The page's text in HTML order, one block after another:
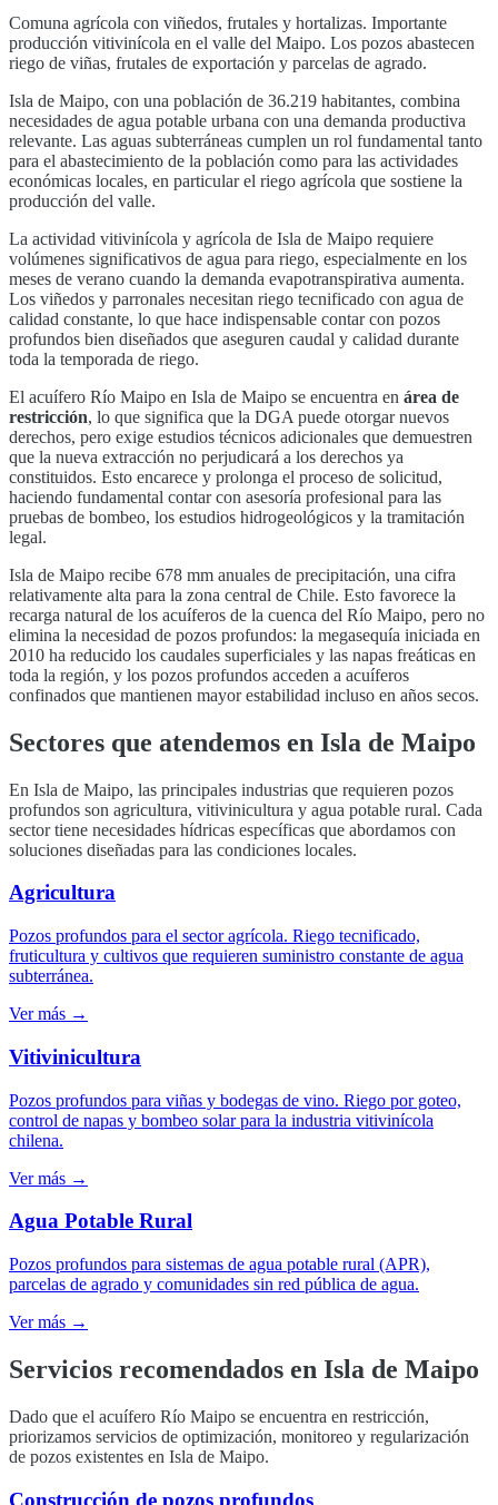
Comuna agrícola con viñedos, frutales y hortalizas. Importante
producción vitivinícola en el valle del Maipo. Los pozos abastecen
riego de viñas, frutales de exportación y parcelas de agrado.
Isla de Maipo, con una población de 36.219 habitantes, combina
necesidades de agua potable urbana con una demanda productiva
relevante. Las aguas subterráneas cumplen un rol fundamental tanto
para el abastecimiento de la población como para las actividades
económicas locales, en particular el riego agrícola que sostiene la
producción del valle.
La actividad vitivinícola y agrícola de Isla de Maipo requiere
volúmenes significativos de agua para riego, especialmente en los
meses de verano cuando la demanda evapotranspirativa aumenta.
Los viñedos y parronales necesitan riego tecnificado con agua de
calidad constante, lo que hace indispensable contar con pozos
profundos bien diseñados que aseguren caudal y calidad durante
toda la temporada de riego.
El acuífero Río Maipo en Isla de Maipo se encuentra en área de
restricción, lo que significa que la DGA puede otorgar nuevos
derechos, pero exige estudios técnicos adicionales que demuestren
que la nueva extracción no perjudicará a los derechos ya
constituidos. Esto encarece y prolonga el proceso de solicitud,
haciendo fundamental contar con asesoría profesional para las
pruebas de bombeo, los estudios hidrogeológicos y la tramitación
legal.
Isla de Maipo recibe 678 mm anuales de precipitación, una cifra
relativamente alta para la zona central de Chile. Esto favorece la
recarga natural de los acuíferos de la cuenca del Río Maipo, pero no
elimina la necesidad de pozos profundos: la megasequía iniciada en
2010 ha reducido los caudales superficiales y las napas freáticas en
toda la región, y los pozos profundos acceden a acuíferos
confinados que mantienen mayor estabilidad incluso en años secos.
Sectores que atendemos en Isla de Maipo
En Isla de Maipo, las principales industrias que requieren pozos
profundos son agricultura, vitivinicultura y agua potable rural. Cada
sector tiene necesidades hídricas específicas que abordamos con
soluciones diseñadas para las condiciones locales.
Agricultura
Pozos profundos para el sector agrícola. Riego tecnificado,
fruticultura y cultivos que requieren suministro constante de agua
subterránea.
Ver más →
Vitivinicultura
Pozos profundos para viñas y bodegas de vino. Riego por goteo,
control de napas y bombeo solar para la industria vitivinícola
chilena.
Ver más →
Agua Potable Rural
Pozos profundos para sistemas de agua potable rural (APR),
parcelas de agrado y comunidades sin red pública de agua.
Ver más →
Servicios recomendados en Isla de Maipo
Dado que el acuífero Río Maipo se encuentra en restricción,
priorizamos servicios de optimización, monitoreo y regularización
de pozos existentes en Isla de Maipo.
Construcción de pozos profundos